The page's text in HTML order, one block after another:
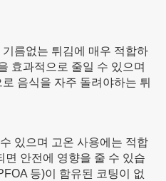
름없는 튀김에 매우 적합하
효과적으로 줄일 수 있으며
음식을 자주 돌려야하는 튀
있으며 고온 사용에는 적합
안전에 영향을 줄 수 있습
등)이 함유된 코팅이 없